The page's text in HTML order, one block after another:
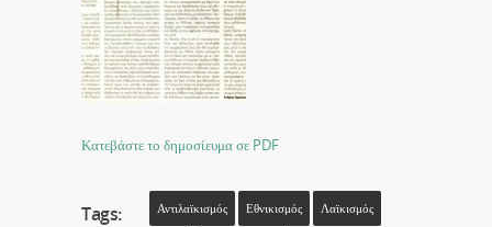
Κατεβάστε το δημοσίευμα σε PDF
Tags: Αντιλαϊκισμός Εθνικισμός Λαϊκισμός